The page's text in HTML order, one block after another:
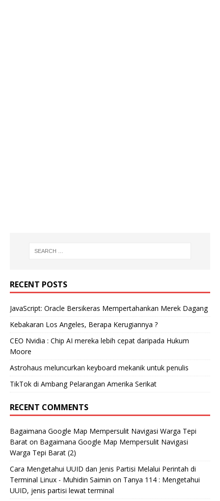
RECENT POSTS
JavaScript: Oracle Bersikeras Mempertahankan Merek Dagang
Kebakaran Los Angeles, Berapa Kerugiannya ?
CEO Nvidia : Chip AI mereka lebih cepat daripada Hukum
Moore
Astrohaus meluncurkan keyboard mekanik untuk penulis
TikTok di Ambang Pelarangan Amerika Serikat
RECENT COMMENTS
Bagaimana Google Map Mempersulit Navigasi Warga Tepi
Barat on Bagaimana Google Map Mempersulit Navigasi
Warga Tepi Barat (2)
Cara Mengetahui UUID dan Jenis Partisi Melalui Perintah di
Terminal Linux - Muhidin Saimin on Tanya 114 : Mengetahui
UUID, jenis partisi lewat terminal